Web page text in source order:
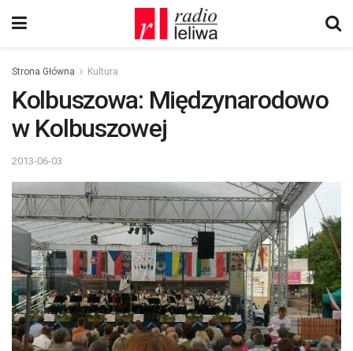
Strona Główna Kultura
Kolbuszowa: Międzynarodowo
w Kolbuszowej
2013-06-03